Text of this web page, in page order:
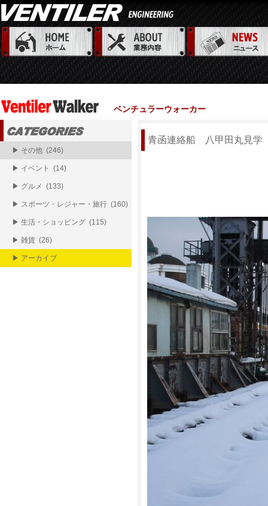
ベンチュラーウォーカー
青函連絡船 八甲田丸見学
▶ その他 (246)
▶ イベント (14)
▶ グルメ (133)
▶ スポーツ・レジャー・旅行 (160)
▶ 生活・ショッピング (115)
▶ 雑貨 (26)
▶ アーカイブ